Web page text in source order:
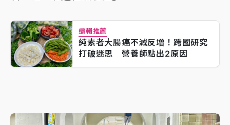
編輯推薦
純素者大腸癌不減反增！跨國研究
打破迷思 營養師點出2原因